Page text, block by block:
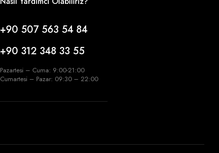
+90 507 563 54 84
+90 312 348 33 55
Pazartesi – Cuma: 9:00-21:00
Cumartesi – Pazar: 09:30 – 22:00